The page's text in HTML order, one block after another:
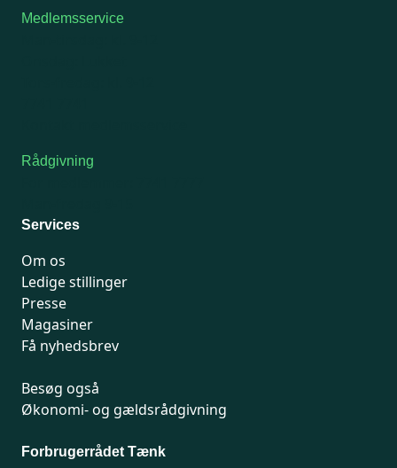
Medlemsservice
Rådgivning
Services
Om os
Ledige stillinger
Presse
Magasiner
Få nyhedsbrev
Besøg også
Økonomi- og gældsrådgivning
Forbrugerrådet Tænk